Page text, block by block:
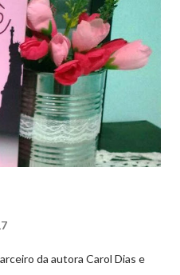
nessa guerra mesmo que
Ardalan nas mãos de seu
para finalmente rever seu
trono, Chaol Westfall passa a
Faliq a nova Capitã da
da autora Carol Dias e